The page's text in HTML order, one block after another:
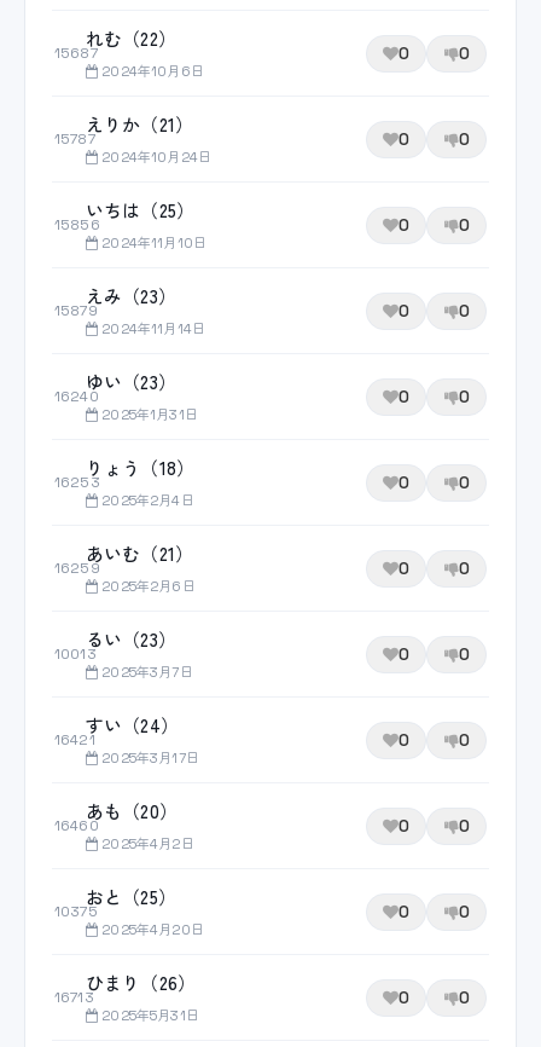
15687
れむ（22）
2024年10月6日
0 0
15787
えりか（21）
2024年10月24日
0 0
15856
いちは（25）
2024年11月10日
0 0
15879
えみ（23）
2024年11月14日
0 0
16240
ゆい（23）
2025年1月31日
0 0
16253
りょう（18）
2025年2月4日
0 0
16259
あいむ（21）
2025年2月6日
0 0
10013
るい（23）
2025年3月7日
0 0
16421
すい（24）
2025年3月17日
0 0
16460
あも（20）
2025年4月2日
0 0
10375
おと（25）
2025年4月20日
0 0
16713
ひまり（26）
2025年5月31日
0 0